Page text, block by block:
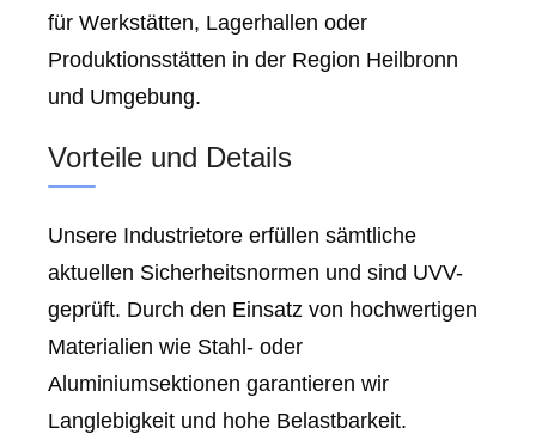
für Werkstätten, Lagerhallen oder
Produktionsstätten in der Region Heilbronn
und Umgebung.
Vorteile und Details
Unsere Industrietore erfüllen sämtliche
aktuellen Sicherheitsnormen und sind UVV-
geprüft. Durch den Einsatz von hochwertigen
Materialien wie Stahl- oder
Aluminiumsektionen garantieren wir
Langlebigkeit und hohe Belastbarkeit.